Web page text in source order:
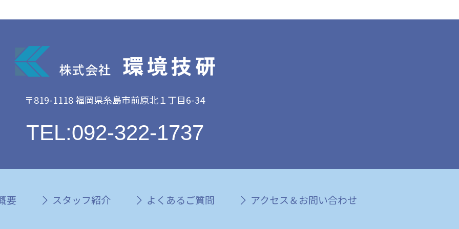
〒819-1118 福岡県糸島市前原北１丁目6-34
TEL:092-322-1737
要 スタッフ紹介 よくあるご質問 アクセス＆お問い合わせ